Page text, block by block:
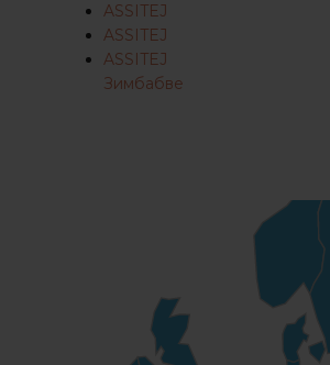
ASSITEJ
ASSITEJ
ASSITEJ
Зимбабве